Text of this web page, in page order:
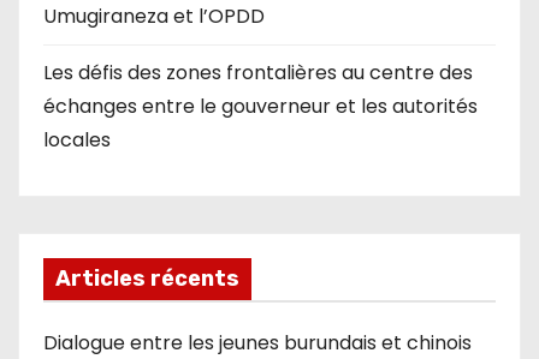
Umugiraneza et l’OPDD
Les défis des zones frontalières au centre des
échanges entre le gouverneur et les autorités
locales
Articles récents
Dialogue entre les jeunes burundais et chinois